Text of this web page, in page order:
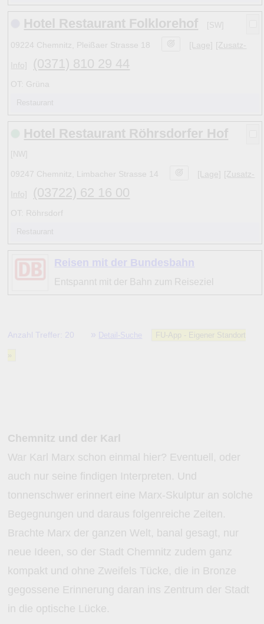
Hotel Restaurant Folklorehof [SW]
09224 Chemnitz, Pleißaer Strasse 18 [Lage] [Zusatz-
Info] (0371) 810 29 44
OT: Grüna
Restaurant
Hotel Restaurant Röhrsdorfer Hof
[NW]
09247 Chemnitz, Limbacher Strasse 14 [Lage] [Zusatz-
Info] (03722) 62 16 00
OT: Röhrsdorf
Restaurant
Reisen mit der Bundesbahn
Entspannt mit der Bahn zum Reiseziel
Anzahl Treffer: 20 » Detail-Suche FU-App - Eigener Standort
Chemnitz und der Karl
War Karl Marx schon einmal hier? Eventuell, oder
auch nur seine findigen Interpreten. Und
tonnenschwer erinnert eine Marx-Skulptur an solche
Begegnungen und daraus folgenreiche Zeiten.
Brachte Marx der ganzen Welt, banal gesagt, nur
neue Ideen, so der Stadt Chemnitz zudem ganz
kompakt und ohne Zweifels Tücke, die in Bronze
gegossene Erinnerung daran ins Zentrum der Stadt
in die optische Lücke.